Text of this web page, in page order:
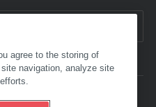
agree to the storing of
navigation, analyze site